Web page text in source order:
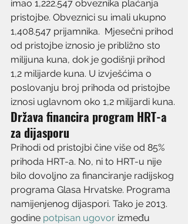
imao 1,222.547 obveznika plaćanja
pristojbe. Obveznici su imali ukupno
1,408.547 prijamnika.  Mjesečni prihod
od pristojbe iznosio je približno sto
milijuna kuna, dok je godišnji prihod
1,2 milijarde kuna. U izvješćima o
poslovanju broj prihoda od pristojbe
iznosi uglavnom oko 1,2 milijardi kuna.
Država financira program HRT-a
za dijasporu
Prihodi od pristojbi čine više od 85%
prihoda HRT-a. No, ni to HRT-u nije
bilo dovoljno za financiranje radijskog
programa Glasa Hrvatske. Programa
namijenjenog dijaspori. Tako je 2013.
godine potpisan ugovor između